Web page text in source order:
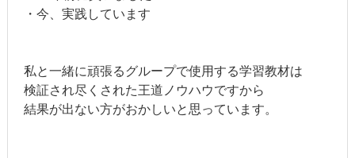
・今、実践しています
私と一緒に頑張るグループで使用する学習教材は
検証され尽くされた王道ノウハウですから
結果が出ない方がおかしいと思っています。